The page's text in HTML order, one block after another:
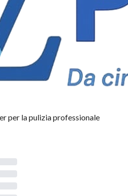
per la pulizia professionale